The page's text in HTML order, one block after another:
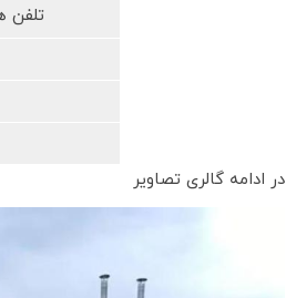
تلفن
در ادامه گالری تصاویر